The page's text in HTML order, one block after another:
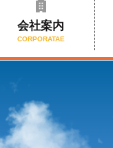
会社案内
CORPORATAE